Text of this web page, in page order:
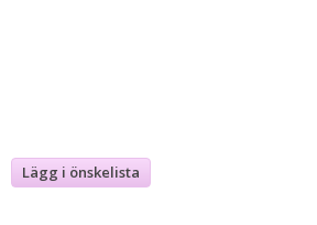
Lägg i önskelista